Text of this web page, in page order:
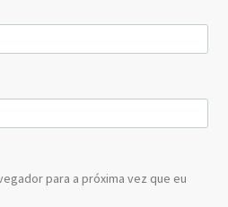
para a próxima vez que eu